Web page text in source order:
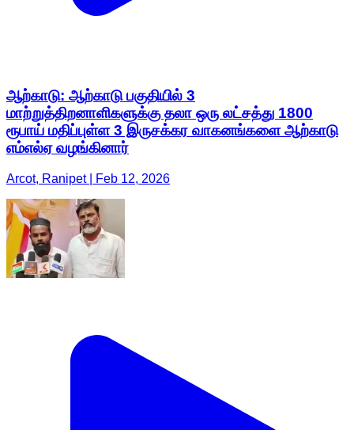
ஆற்காடு: ஆற்காடு பகுதியில் 3
மாற்றுத்திறனாளிகளுக்கு தலா ஒரு லட்சத்து 1800
ரூபாய் மதிப்புள்ள 3 இருசக்கர வாகனங்களை ஆற்காடு
எம்எல்ஏ வழங்கினார்
Arcot, Ranipet | Feb 12, 2026